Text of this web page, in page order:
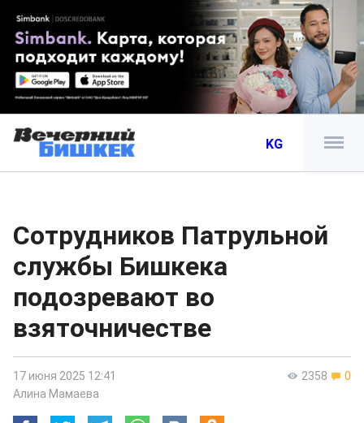
KG
Сотрудников Патрульной
службы Бишкека
подозревают во
взяточничестве
2358 0
17 июня 2025 12:41
Алина Мамаева